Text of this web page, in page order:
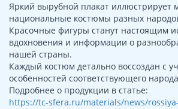
Яркий вырубной плакат иллюстрирует
национальные костюмы разных
Красочные фигуры станут настоящим
вдохновения и информации о
нашей страны.
Каждый костюм детально воссоздан с
особенностей соответствующего
Подробнее о продукции в статье:
https://tc-sfera.ru/materials/news/